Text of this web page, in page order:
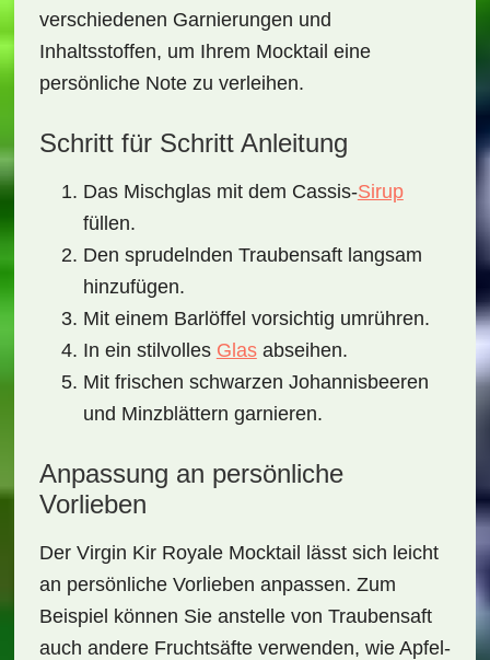
verschiedenen Garnierungen und
Inhaltsstoffen, um Ihrem Mocktail eine
persönliche Note zu verleihen.
Schritt für Schritt Anleitung
Das Mischglas mit dem Cassis-Sirup
füllen.
Den sprudelnden Traubensaft langsam
hinzufügen.
Mit einem Barlöffel vorsichtig umrühren.
In ein stilvolles Glasabseihen.
Mit frischen schwarzen Johannisbeeren
und Minzblättern garnieren.
Anpassung an persönliche
Vorlieben
Der Virgin Kir Royale Mocktail
lässt sich leicht
an persönliche Vorlieben anpassen. Zum
Beispiel können Sie anstelle von Traubensaft
auch andere Fruchtsäfte verwenden, wie Apfel-